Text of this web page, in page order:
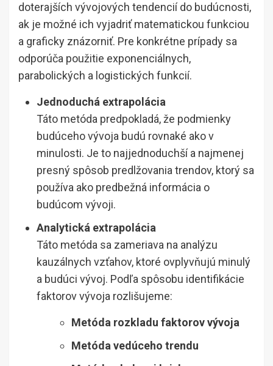
doterajších vývojových tendencií do budúcnosti,
ak je možné ich vyjadriť matematickou funkciou
a graficky znázorniť. Pre konkrétne prípady sa
odporúča použitie exponenciálnych,
parabolických a logistických funkcií.
Jednoduchá extrapolácia
Táto metóda predpokladá, že podmienky
budúceho vývoja budú rovnaké ako v
minulosti. Je to najjednoduchší a najmenej
presný spôsob predlžovania trendov, ktorý sa
používa ako predbežná informácia o
budúcom vývoji.
Analytická extrapolácia
Táto metóda sa zameriava na analýzu
kauzálnych vzťahov, ktoré ovplyvňujú minulý
a budúci vývoj. Podľa spôsobu identifikácie
faktorov vývoja rozlišujeme:
Metóda rozkladu faktorov vývoja
Metóda vedúceho trendu